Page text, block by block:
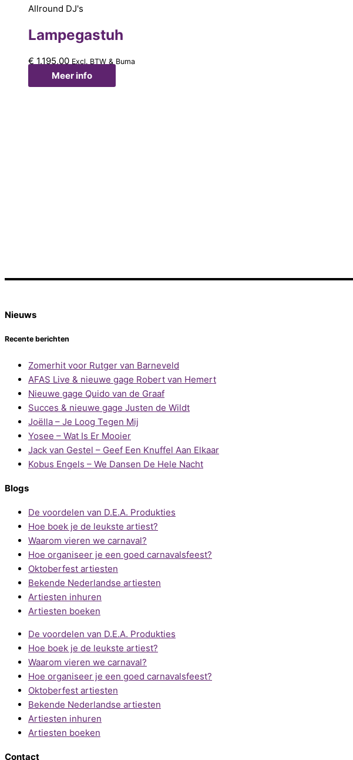
Allround DJ's
Lampegastuh
€ 1.195,00 Excl. BTW & Buma
Meer info
Nieuws
Recente berichten
Zomerhit voor Rutger van Barneveld
AFAS Live & nieuwe gage Robert van Hemert
Nieuwe gage Quido van de Graaf
Succes & nieuwe gage Justen de Wildt
Joëlla – Je Loog Tegen Mij
Yosee – Wat Is Er Mooier
Jack van Gestel – Geef Een Knuffel Aan Elkaar
Kobus Engels – We Dansen De Hele Nacht
Blogs
De voordelen van D.E.A. Produkties
Hoe boek je de leukste artiest?
Waarom vieren we carnaval?
Hoe organiseer je een goed carnavalsfeest?
Oktoberfest artiesten
Bekende Nederlandse artiesten
Artiesten inhuren
Artiesten boeken
De voordelen van D.E.A. Produkties
Hoe boek je de leukste artiest?
Waarom vieren we carnaval?
Hoe organiseer je een goed carnavalsfeest?
Oktoberfest artiesten
Bekende Nederlandse artiesten
Artiesten inhuren
Artiesten boeken
Contact